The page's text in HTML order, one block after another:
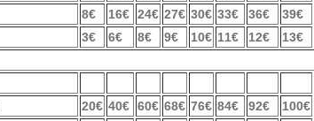
8€ 16€ 24€ 27€ 30€ 33€ 36€
39€
3€ 6€ 8€ 9€ 10€ 11€ 12€
13€
20€ 40€ 60€ 68€ 76€ 84€ 92€
100€